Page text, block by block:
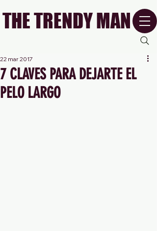
THE TRENDY MAN
7 CLAVES PARA DEJARTE EL
PELO LARGO
22 mar 2017